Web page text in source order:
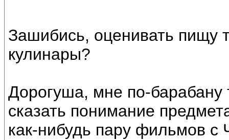
Зашибись, оценивать пищу
кулинары?
Дорогуша, мне по-барабану
сказать понимание
как-нибудь пару фильмов с